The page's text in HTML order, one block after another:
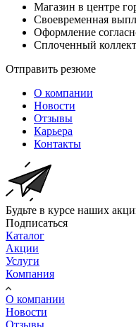
Магазин в центре
Своевременная
Оформление
Сплоченный
Отправить резюме
О компании
Новости
Отзывы
Карьера
Контакты
Будьте в курсе наших
Подписаться
Каталог
Акции
Услуги
Компания
О компании
Новости